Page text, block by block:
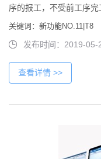
序的报工，不受前工序完
关键词：新功能NO.11|T8
发布时间：2019-05-
查看详情 >>